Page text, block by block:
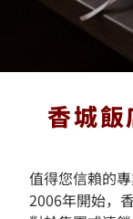
香城
值得您信賴的
2006年開始，